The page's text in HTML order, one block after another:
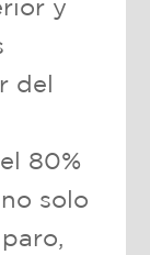
y
del
80%
solo